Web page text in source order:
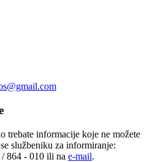
trebate informacije koje ne možete
službeniku za informiranje:
864 - 010 ili na e-mail.